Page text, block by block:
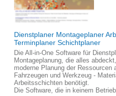
Dienstplaner Montageplaner
Terminplaner Schichtplaner
Die All-in-One Software für
Montageplanung, die alles
moderne Planung der Ressourcen
Fahrzeugen und Werkzeug -
Arbeitsschichten benötigt.
Die Software, die in keinem